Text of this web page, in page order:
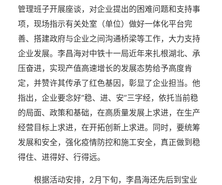
管理班子开展座谈，对企业提出的困难问题和支持事
项，现场指示有关处室（单位）做好一体化平台完
善、搭建政府与企业之间沟通桥梁等工作，大力支持
企业发展。李昌海对中铁十一局近年来扎根湖北、承
压奋进，实现产值高速增长的发展态势给予高度肯
定，并赞许其传承了红色基因，彰显了企业担当。他
指出，企业要念好“稳、进、安”三字经，依托当前稳
的局面、政策和基础，在高质量发展上求进，在生产
经营目标上求进，在开拓创新上求进。同时，要统筹
发展和安全，强化疫情防控和施工安全，真正做到稳
得住、进得好、行得远。
根据活动安排，2月下旬，李昌海还先后到宝业